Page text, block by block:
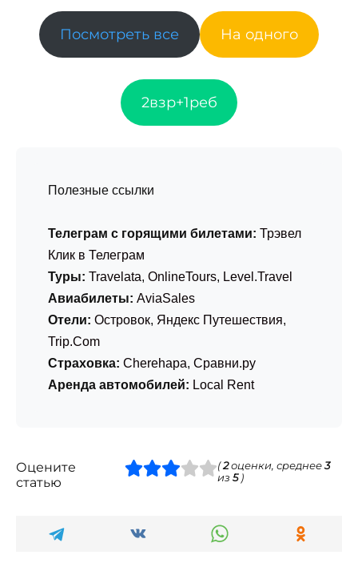
Посмотреть все На одного
2взр+1реб
Полезные ссылки
Телеграм с горящими билетами: Трэвел
Клик в Телеграм
Туры: Travelata, OnlineTours, Level.Travel
Авиабилеты: AviaSales
Отели: Островок, Яндекс Путешествия,
Trip.Com
Страховка: Cherehapa, Сравни.ру
Аренда автомобилей: Local Rent
Оцените
статью
(2оценки, среднее3
из5)